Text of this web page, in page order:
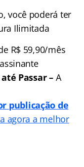
você poderá ter
Ilimitada
R$ 59,90/mês
Passar – A
publicação de
agora a melhor